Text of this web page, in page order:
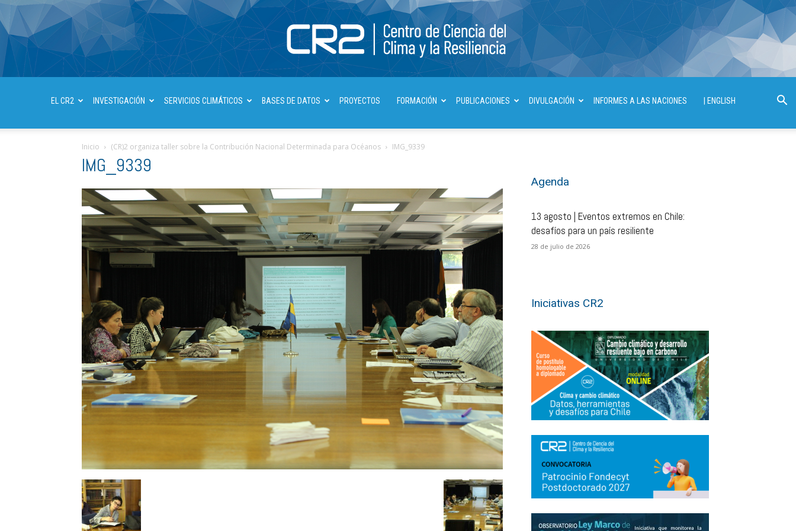
Centro
del
Clima
EL CR2 INVESTIGACIÓN SERVICIOS CLIMÁTICOS BASES DE DATOS PROYECTOS FORMACIÓN PUBLICACIONES DIVULGACIÓN INFORMES A LAS NACIONES | ENGLISH
Inicio (CR)2 organiza taller sobre la Contribución Nacional Determinada para Océanos IMG_9339
IMG_9339
Agenda
13 agosto | Eventos extremos en Chile:
desafíos para un país resiliente
28 de julio de 2026
Iniciativas CR2